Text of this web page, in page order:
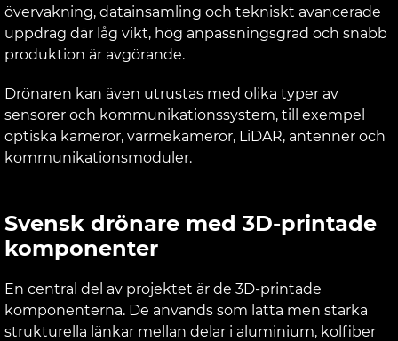
övervakning, datainsamling och tekniskt avancerade
uppdrag där låg vikt, hög anpassningsgrad och snabb
produktion är avgörande.
Drönaren kan även utrustas med olika typer av
sensorer och kommunikationssystem, till exempel
optiska kameror, värmekameror, LiDAR, antenner och
kommunikationsmoduler.
Svensk drönare med 3D-printade
komponenter
En central del av projektet är de 3D-printade
komponenterna. De används som lätta men starka
strukturella länkar mellan delar i aluminium, kolfiber